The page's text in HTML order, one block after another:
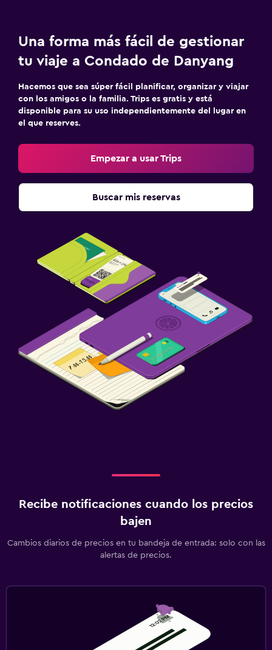
Una forma más fácil de gestionar
tu viaje a Condado de Danyang
Hacemos que sea súper fácil planificar, organizar y viajar
con los amigos o la familia. Trips es gratis y está
disponible para su uso independientemente del lugar en
el que reserves.
Empezar a usar Trips
Buscar mis reservas
Recibe notificaciones cuando los precios
bajen
Cambios diarios de precios en tu bandeja de entrada: solo con las
alertas de precios.